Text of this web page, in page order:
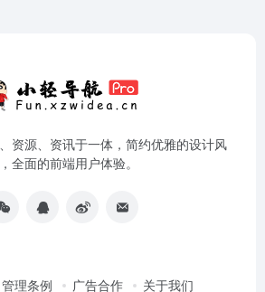
资源、资讯于一体，简约优雅的设计风
全面的前端用户体验。
管理条例 广告合作 关于我们